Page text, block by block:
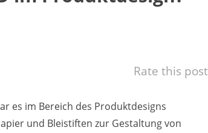
Rate this post
es im Bereich des Produktdesigns
und Bleistiften zur Gestaltung von